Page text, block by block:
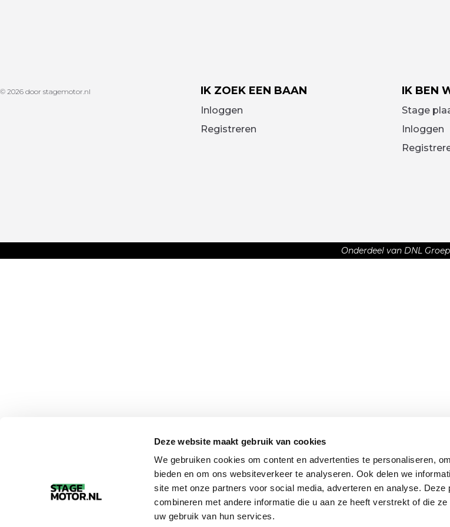
Deze website maakt gebruik van cookies
We gebruiken cookies om content en advertenties te personaliseren,
bieden en om ons websiteverkeer te analyseren. Ook delen we
site met onze partners voor social media, adverteren en analyse. Deze
combineren met andere informatie die u aan ze heeft verstrekt of die
uw gebruik van hun services.
© 2026 door stagemotor.nl IK ZOEK EEN BAAN
Inloggen
Registreren
IK BEN
Stage
Inloggen
Onderdeel van DNL Groep